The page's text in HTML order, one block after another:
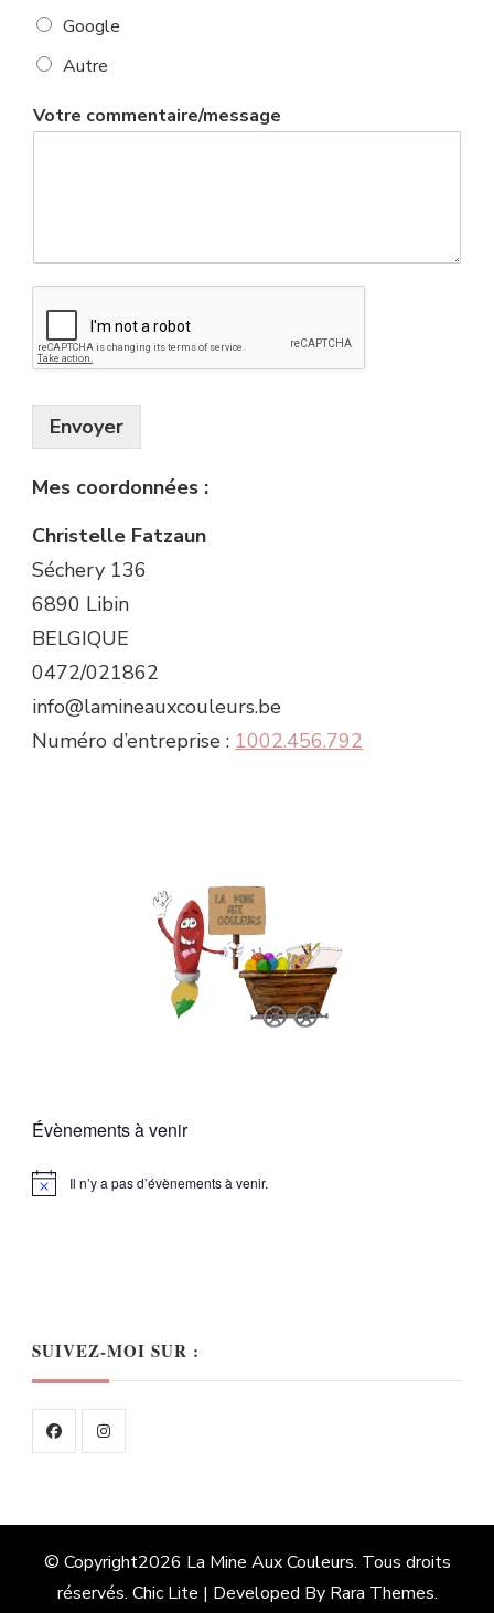
Google
Autre
Votre commentaire/message
Envoyer
Mes coordonnées :
Christelle Fatzaun
Séchery 136
6890 Libin
BELGIQUE
0472/021862
info@lamineauxcouleurs.be
Numéro d’entreprise : 1002.456.792
Évènements à venir
Notice Il n’y a pas d’évènements à venir.
SUIVEZ-MOI SUR :
© Copyright2026 La Mine Aux Couleurs. Tous droits
réservés. Chic Lite | Developed By Rara Themes.